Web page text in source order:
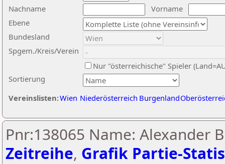
Nachname
Vorname
Ebene
Sortierung
Bundesland
Spgem./Kreis/Verein
Nur "österreichische" Spieler
Vereinslisten:Wien Niederösterreich Burgenland
Pnr:138065 Name: Alexander
Zeitreihe, Grafik Partie-